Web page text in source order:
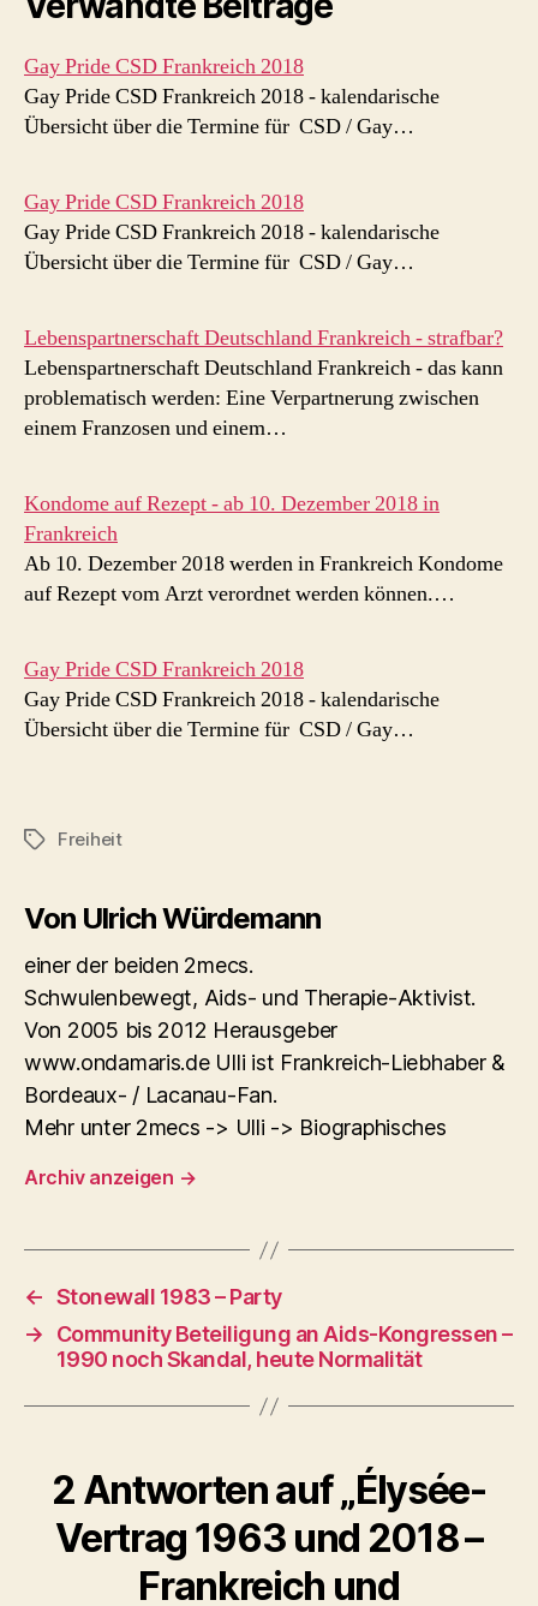
Gay Pride CSD Frankreich 2018
Gay Pride CSD Frankreich 2018 - kalendarische
Übersicht über die Termine für CSD / Gay…
Gay Pride CSD Frankreich 2018
Gay Pride CSD Frankreich 2018 - kalendarische
Übersicht über die Termine für CSD / Gay…
Lebenspartnerschaft Deutschland Frankreich - strafbar?
Lebenspartnerschaft Deutschland Frankreich - das kann
problematisch werden: Eine Verpartnerung zwischen
einem Franzosen und einem…
Kondome auf Rezept - ab 10. Dezember 2018 in
Frankreich
Ab 10. Dezember 2018 werden in Frankreich Kondome
auf Rezept vom Arzt verordnet werden können.…
Gay Pride CSD Frankreich 2018
Gay Pride CSD Frankreich 2018 - kalendarische
Übersicht über die Termine für CSD / Gay…
Schlagwörter
Freiheit
Von Ulrich Würdemann
einer der beiden 2mecs.
Schwulenbewegt, Aids- und Therapie-Aktivist.
Von 2005 bis 2012 Herausgeber
www.ondamaris.de Ulli ist Frankreich-Liebhaber &
Bordeaux- / Lacanau-Fan.
Mehr unter 2mecs -> Ulli -> Biographisches
Archiv anzeigen →
← Stonewall 1983 – Party
→
Community Beteiligung an Aids-Kongressen –
1990 noch Skandal, heute Normalität
2 Antworten auf „Élysée-
Vertrag 1963 und 2018 –
Frankreich und